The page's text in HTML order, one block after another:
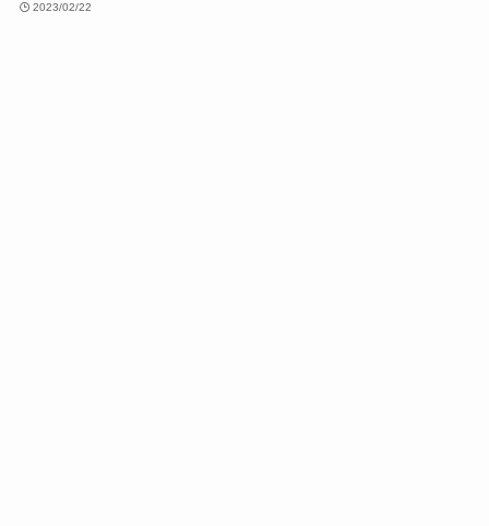
2023/02/22